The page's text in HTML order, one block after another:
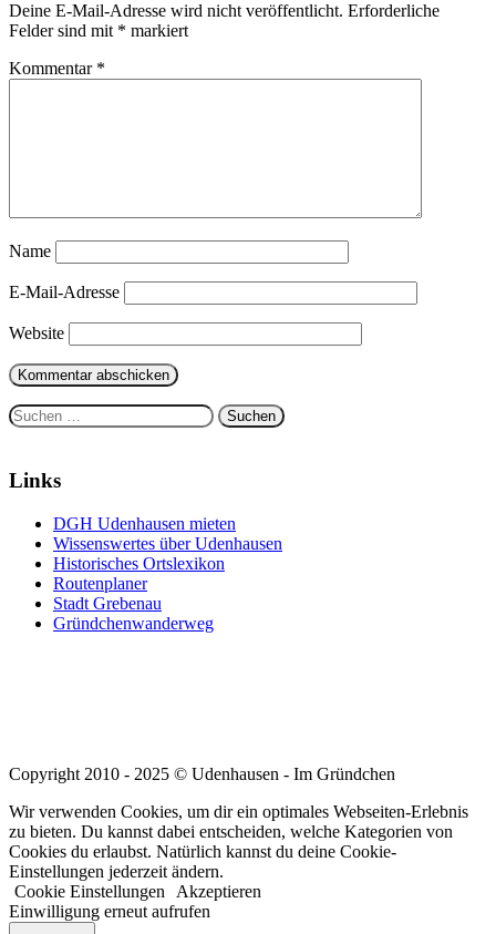
Deine E-Mail-Adresse wird nicht veröffentlicht. Erforderliche
Felder sind mit * markiert
Kommentar *
Name
E-Mail-Adresse
Website
Suchen
nach:
Links
DGH Udenhausen mieten
Wissenswertes über Udenhausen
Historisches Ortslexikon
Routenplaner
Stadt Grebenau
Gründchenwanderweg
Copyright 2010 - 2025 © Udenhausen - Im Gründchen
Wir verwenden Cookies, um dir ein optimales Webseiten-Erlebnis
zu bieten. Du kannst dabei entscheiden, welche Kategorien von
Cookies du erlaubst. Natürlich kannst du deine Cookie-
Einstellungen jederzeit ändern.
Cookie Einstellungen
Akzeptieren
Einwilligung erneut aufrufen